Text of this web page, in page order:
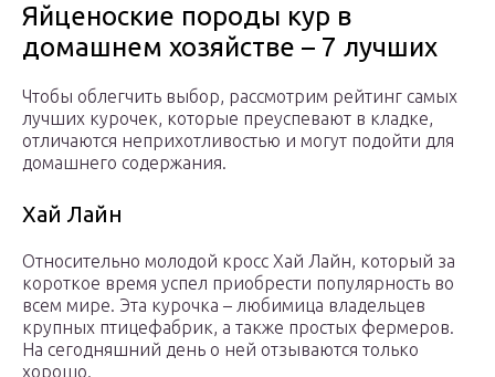
Яйценоские породы кур в
домашнем хозяйстве – 7 лучших
Чтобы облегчить выбор, рассмотрим рейтинг самых
лучших курочек, которые преуспевают в кладке,
отличаются неприхотливостью и могут подойти для
домашнего содержания.
Хай Лайн
Относительно молодой кросс Хай Лайн, который за
короткое время успел приобрести популярность во
всем мире. Эта курочка – любимица владельцев
крупных птицефабрик, а также простых фермеров.
На сегодняшний день о ней отзываются только
хорошо.